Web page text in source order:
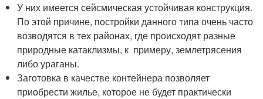
У них имеется сейсмическая устойчивая конструкция.
По этой причине, постройки данного типа очень часто
возводятся в тех районах, где происходят разные
природные катаклизмы, к примеру, землетрясения
либо ураганы.
Заготовка в качестве контейнера позволяет
приобрести жилье, которое не будет практически